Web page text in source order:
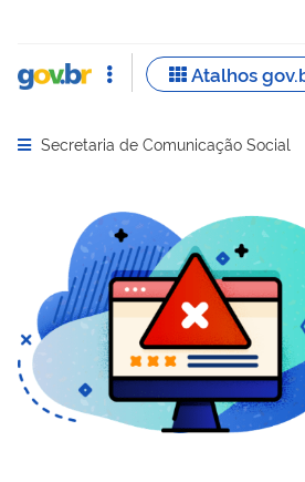
Abrir menu principal de navegação
Secretaria de Comunicação Social